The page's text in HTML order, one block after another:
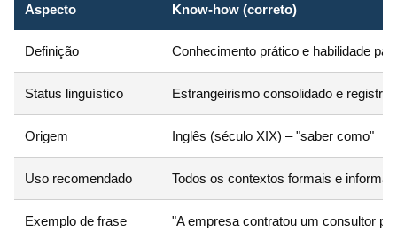
Aspecto Know-how (correto)
Definição Conhecimento prático e habilidade
Status linguístico Estrangeirismo consolidado e
Origem Inglês (século XIX) – "saber como"
Uso recomendado Todos os contextos formais e
Exemplo de frase "A empresa contratou um consultor